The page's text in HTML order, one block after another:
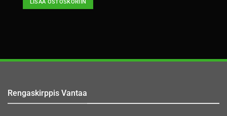
LISÄÄ OSTOSKORIIN
Rengaskirppis Vantaa